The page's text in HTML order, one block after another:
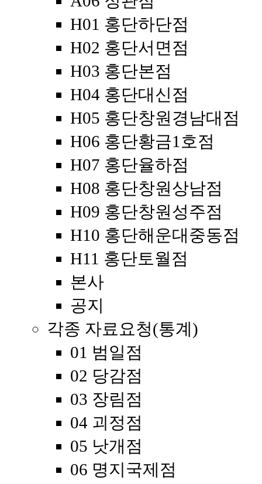
H01 홍단하단점
H02 홍단서면점
H03 홍단본점
H04 홍단대신점
H05 홍단창원경남대점
H06 홍단황금1호점
H07 홍단율하점
H08 홍단창원상남점
H09 홍단창원성주점
H10 홍단해운대중동점
H11 홍단토월점
본사
공지
각종 자료요청(통계)
01 범일점
02 당감점
03 장림점
04 괴정점
05 낫개점
06 명지국제점